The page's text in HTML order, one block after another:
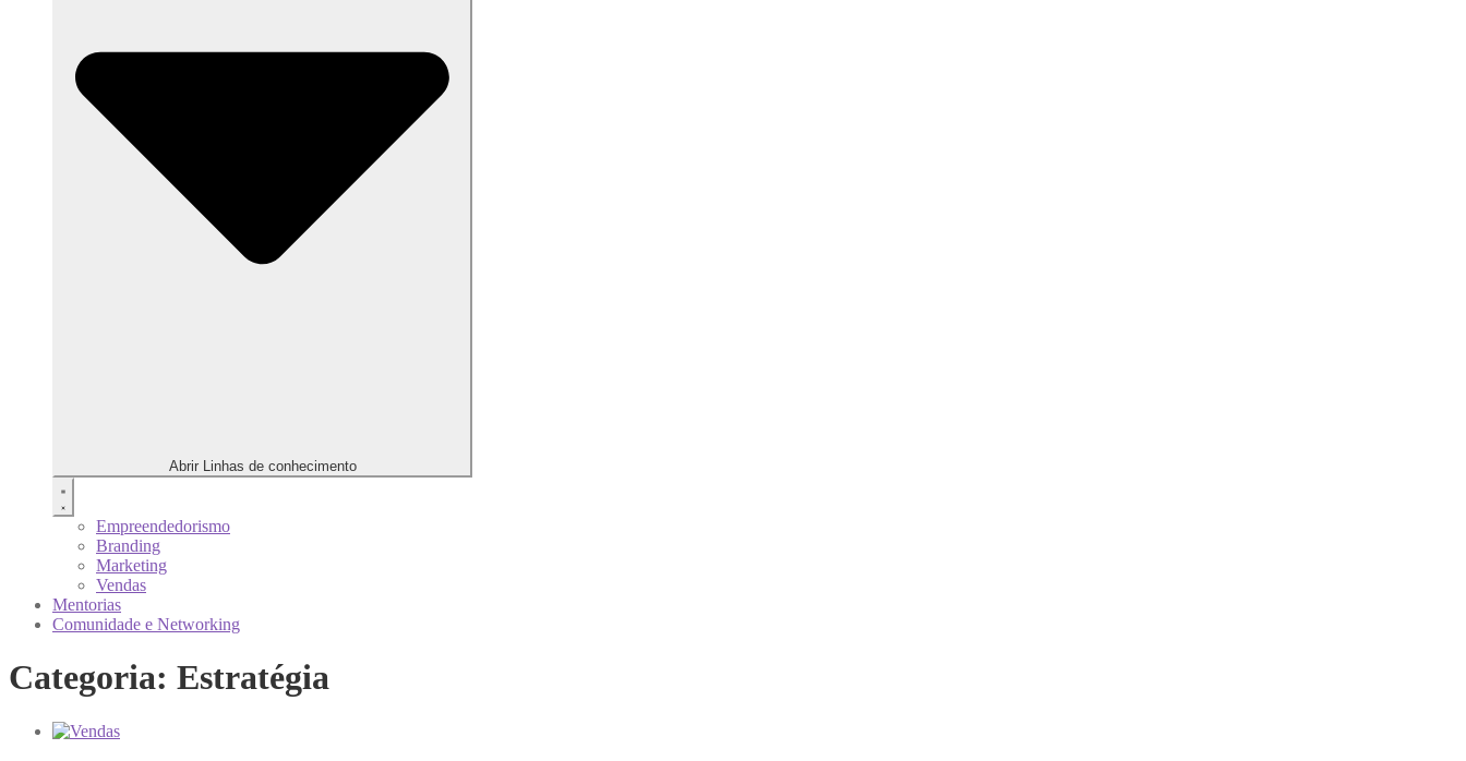
Abrir Linhas de conhecimento
Empreendedorismo
Branding
Marketing
Vendas
Mentorias
Comunidade e Networking
Categoria: Estratégia